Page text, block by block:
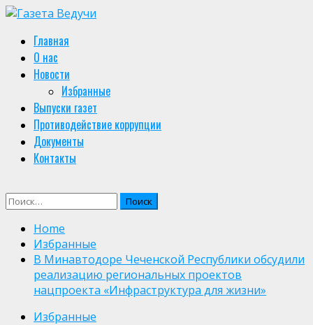
Skip
content
Primary
Menu
Главная
О нас
Новости
Избранные
Выпуски газет
Противодействие коррупции
Документы
Контакты
Найти:
Home
Избранные
В Минавтодоре Чеченской Республики обсудили
реализацию региональных проектов
нацпроекта «Инфраструктура для жизни»
Избранные